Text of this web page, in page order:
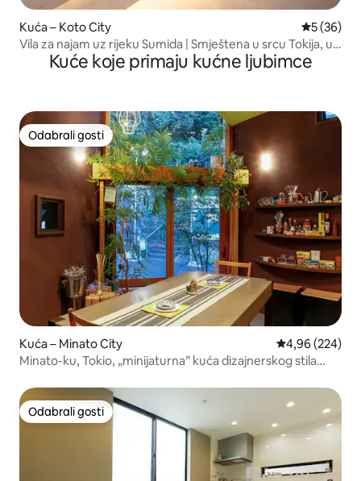
Kuća – Koto City Prosječna
5 (36)
Vila za najam uz rijeku Sumida | Smještena u srcu Tokija, u
blizini Nihonbashi, Asakusa, Ryogoku i drugih | Japanski
moderni smještaj
Kuće koje primaju kućne ljubimce
Odabrali gosti
Odabrali gosti
Kuća – Minato City Prosječna
4,96 (224)
Minato-ku, Tokio, „minijaturna” kuća dizajnerskog stila
Odabrali gosti
Odabrali gosti